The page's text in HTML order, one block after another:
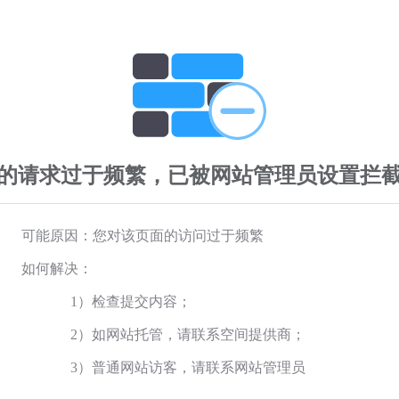
请求过于频繁，已被网站管理员设置拦
可能原因：您对该页面的访问过于频繁
如何解决：
1）检查提交内容；
2）如网站托管，请联系空间提供商；
3）普通网站访客，请联系网站管理员